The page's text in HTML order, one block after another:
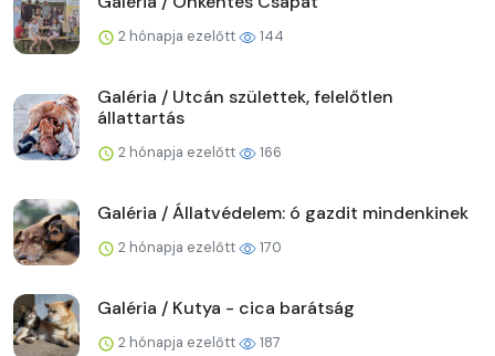
2 hónapja ezelőtt 144
Galéria / Utcán születtek, felelőtlen
állattartás
2 hónapja ezelőtt 166
Galéria / Állatvédelem: ó gazdit mindenkinek
2 hónapja ezelőtt 170
Galéria / Kutya - cica barátság
2 hónapja ezelőtt 187